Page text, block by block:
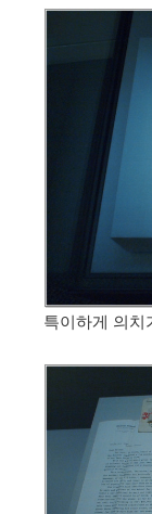
특이하게 의치